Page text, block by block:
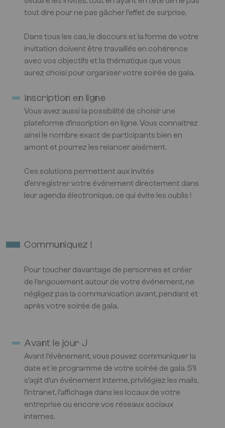
tout dire pour ne pas gâcher l’effet de surprise.
Dans tous les cas, le discours et la forme de votre
invitation doivent être travaillés en cohérence
avec vos objectifs et la thématique que vous
aurez choisi pour organiser votre soirée de gala.
Inscription en ligne
Vous avez aussi la possibilité de choisir une
plateforme d’inscription en ligne. Vous connaitrez
ainsi le nombre exact de participants bien en
amont et pourrez les relancer aisément.
Ces solutions permettent aux invités
d’enregistrer votre événement directement dans
leur agenda électronique, ce qui évite les oublis !
Communiquez !
Pour toucher davantage de personnes et créer
de l’engouement autour de votre événement, ne
négligez pas la communication avant, pendant et
après votre soirée de gala.
Avant le jour J
Avant l’évènement, vous pouvez communiquer la
date et le programme de votre soirée de gala. S’il
s’agit d’un événement interne, privilégiez les mails,
l’intranet, l’affichage dans les locaux de votre
entreprise ou encore vos réseaux sociaux
internes.